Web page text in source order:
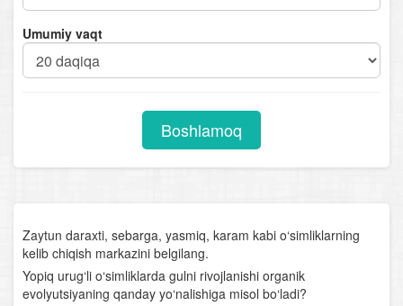
O‘simliklarning ko‘payishi
O‘simliklar va atrof-muhit
O‘simliklar evolyutsiyasi
Boshoyoqli mollyuskalar
Umumiy vaqt
Boshlamoq
Zaytun daraxti, sebarga, yasmiq, karam kabi o‘simliklarning
kelib chiqish markazini belgilang.
Yopiq urug‘li o‘simliklarda gulni rivojlanishi organik
evolyutsiyaning qanday yo‘nalishiga misol bo‘ladi?